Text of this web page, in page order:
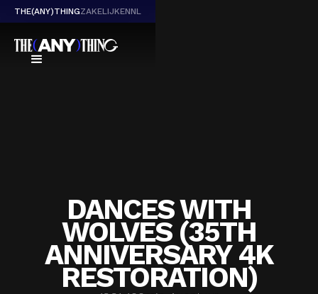
THE(ANY)THINGZAKELIJKENNL
DANCES WITH
WOLVES (35TH
ANNIVERSARY 4K
RESTORATION)